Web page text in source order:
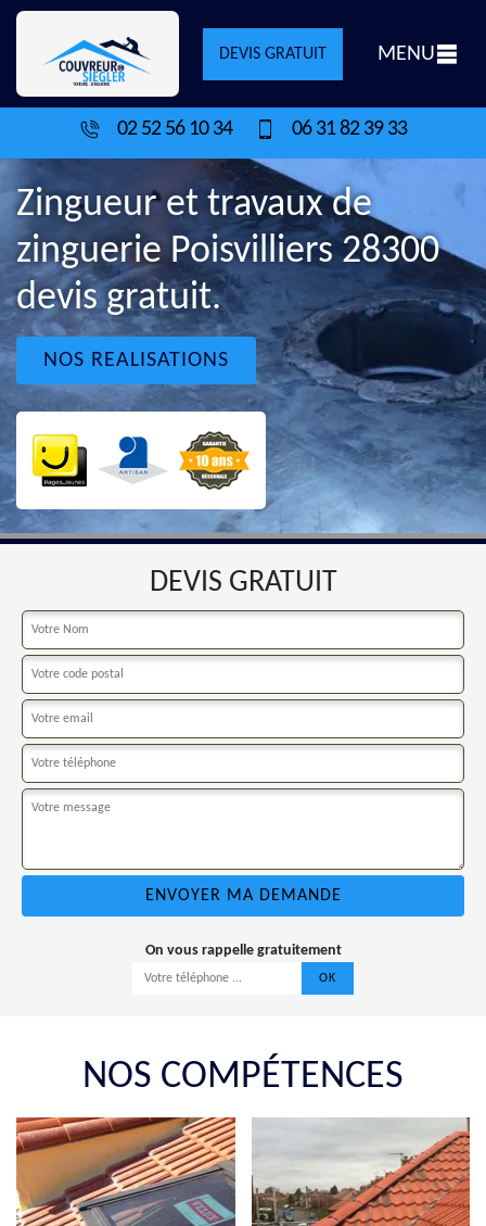
DEVIS GRATUIT MENU
02 52 56 10 34 06 31 82 39 33
Zingueur et travaux de
zinguerie Poisvilliers 28300
devis gratuit.
NOS REALISATIONS
DEVIS GRATUIT
On vous rappelle gratuitement
NOS COMPÉTENCES